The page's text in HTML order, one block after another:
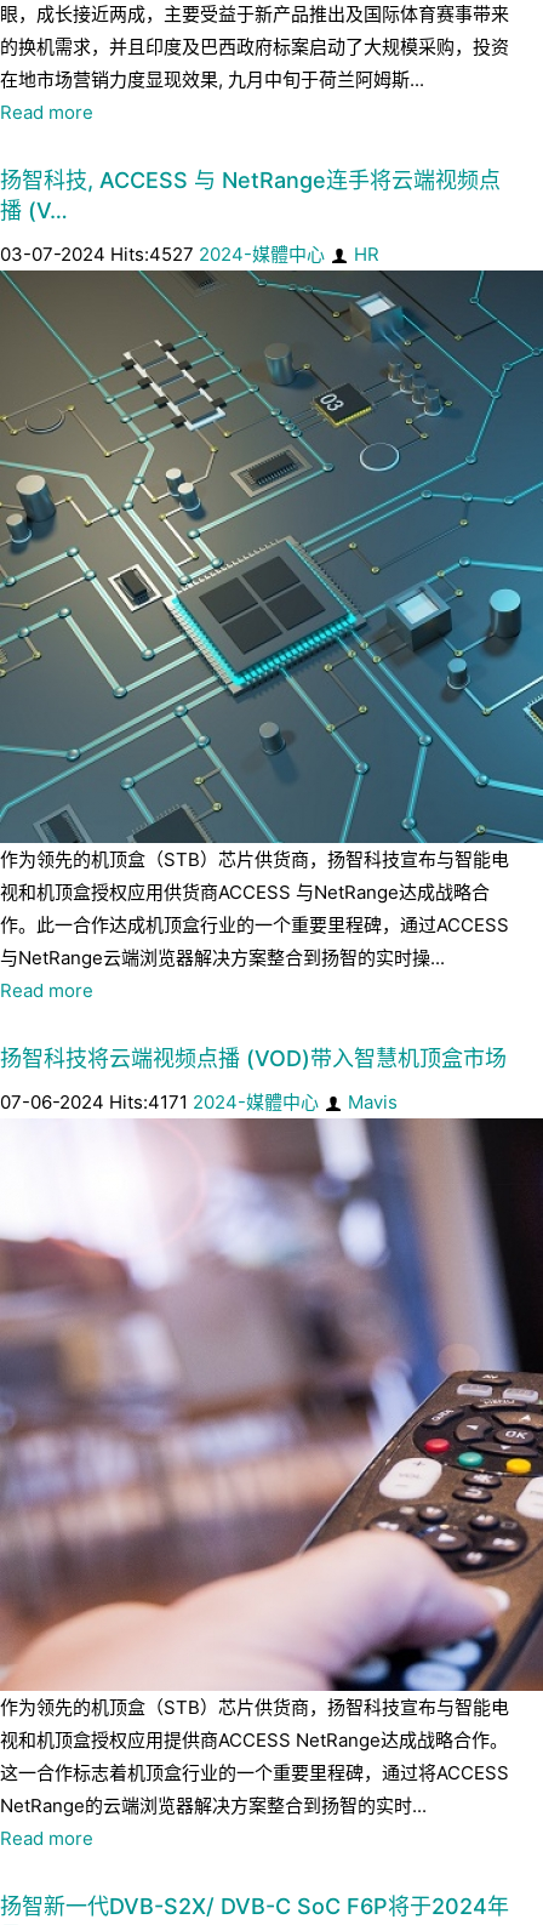
眼，成长接近两成，主要受益于新产品推出及国际体育赛事带来
的换机需求，并且印度及巴西政府标案启动了大规模采购，投资
在地市场营销力度显现效果, 九月中旬于荷兰阿姆斯...
Read more
扬智科技, ACCESS 与 NetRange连手将云端视频点
播 (V…
03-07-2024 Hits:4527 2024-媒體中心 HR
作为领先的机顶盒（STB）芯片供货商，扬智科技宣布与智能电
视和机顶盒授权应用供货商ACCESS 与NetRange达成战略合
作。此一合作达成机顶盒行业的一个重要里程碑，通过ACCESS
与NetRange云端浏览器解决方案整合到扬智的实时操...
Read more
扬智科技将云端视频点播 (VOD)带入智慧机顶盒市场
07-06-2024 Hits:4171 2024-媒體中心 Mavis
作为领先的机顶盒（STB）芯片供货商，扬智科技宣布与智能电
视和机顶盒授权应用提供商ACCESS NetRange达成战略合作。
这一合作标志着机顶盒行业的一个重要里程碑，通过将ACCESS
NetRange的云端浏览器解决方案整合到扬智的实时...
Read more
扬智新一代DVB-S2X/ DVB-C SoC F6P将于2024年